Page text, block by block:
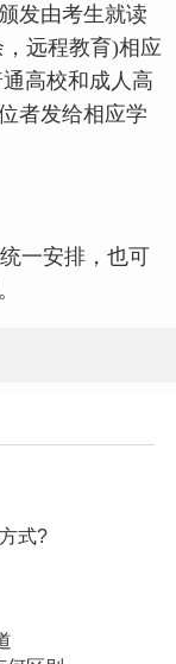
发由考生就读
远程教育)相应
高校和成人高
者发给相应学
一安排，也可
式?